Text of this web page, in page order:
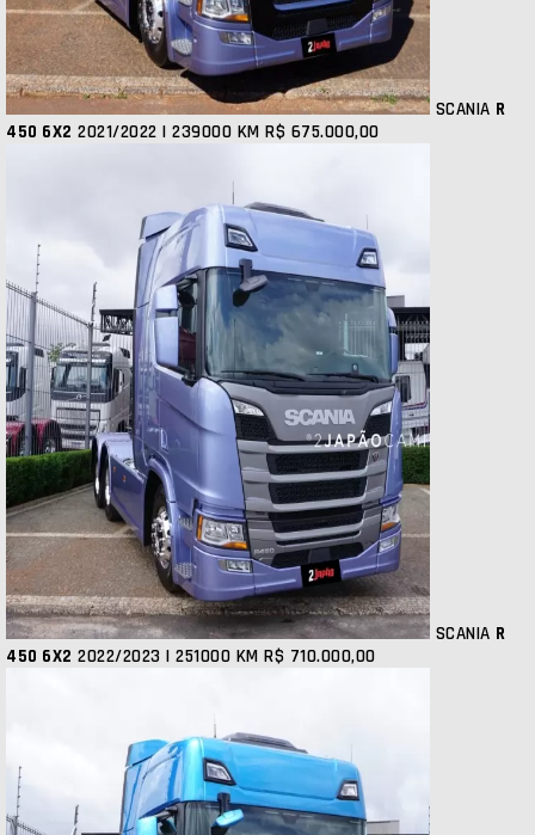
SCANIA R
450 6X2 2021/2022 | 239000 KM R$ 675.000,00
SCANIA R
450 6X2 2022/2023 | 251000 KM R$ 710.000,00